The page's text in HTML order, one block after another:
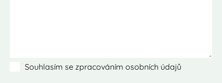
Souhlasím se zpracováním osobních údajů